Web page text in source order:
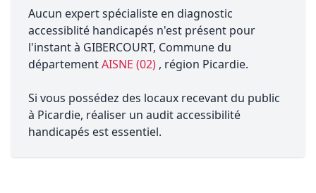
Aucun expert spécialiste en diagnostic
accessiblité handicapés n'est présent pour
l'instant à GIBERCOURT, Commune du
départementAISNE (02) , région Picardie.
Si vous possédez des locaux recevant du public
à Picardie, réaliser un audit accessibilité
handicapés est essentiel.